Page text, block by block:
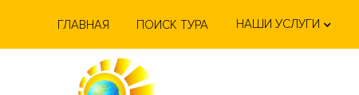
ГЛАВНАЯ ПОИСК ТУРА НАШИ УСЛУГИ